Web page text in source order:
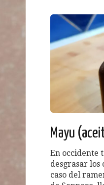
Mayu
En occidente
desgrasar los
caso del